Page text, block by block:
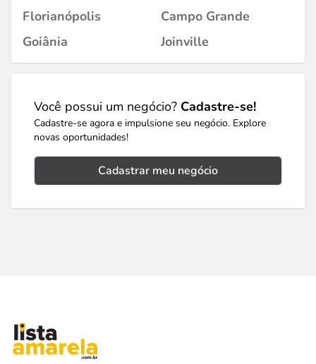
Florianópolis
Campo Grande
Goiânia
Joinville
Você possui um negócio? Cadastre-se!
Cadastre-se agora e impulsione seu negócio. Explore
novas oportunidades!
Cadastrar meu negócio